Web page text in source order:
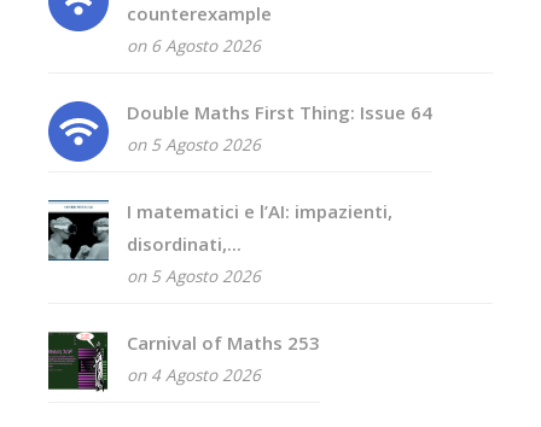
counterexample
on 6 Agosto 2026
Double Maths First Thing: Issue 64
on 5 Agosto 2026
I matematici e l’AI: impazienti,
disordinati,...
on 5 Agosto 2026
Carnival of Maths 253
on 4 Agosto 2026